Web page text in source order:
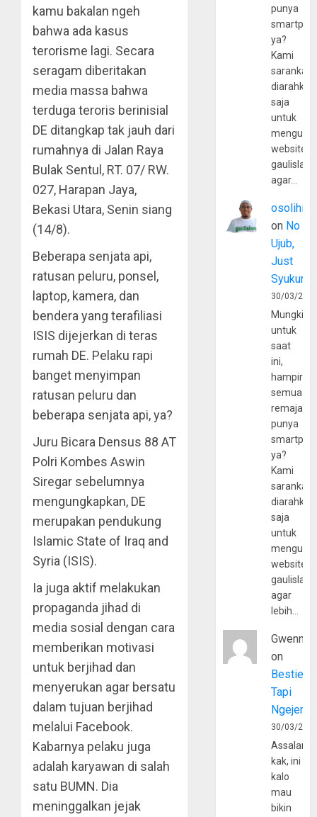
kamu bakalan ngeh
bahwa ada kasus
terorisme lagi. Secara
seragam diberitakan
media massa bahwa
terduga teroris berinisial
DE ditangkap tak jauh dari
rumahnya di Jalan Raya
Bulak Sentul, RT. 07/ RW.
027, Harapan Jaya,
Bekasi Utara, Senin siang
(14/8).
Beberapa senjata api,
ratusan peluru, ponsel,
laptop, kamera, dan
bendera yang terafiliasi
ISIS dijejerkan di teras
rumah DE. Pelaku rapi
banget menyimpan
ratusan peluru dan
beberapa senjata api, ya?
Juru Bicara Densus 88 AT
Polri Kombes Aswin
Siregar sebelumnya
mengungkapkan, DE
merupakan pendukung
Islamic State of Iraq and
Syria (ISIS).
Ia juga aktif melakukan
propaganda jihad di
media sosial dengan cara
memberikan motivasi
untuk berjihad dan
menyerukan agar bersatu
dalam tujuan berjihad
melalui Facebook.
Kabarnya pelaku juga
adalah karyawan di salah
satu BUMN. Dia
meninggalkan jejak
punya
ya?
Kami
sarankan,
diarahkan
saja
untuk
website
agar…
osolihin
on No
Ujub,
Just
Syukur
30/03/
Mungkin
untuk
saat
ini,
hampir
semua
remaja
punya
ya?
Kami
sarankan,
diarahkan
saja
untuk
website
agar
lebih…
Gwenny
on
Bestie
Tapi
30/03/
kak, ini
kalo
mau
bikin